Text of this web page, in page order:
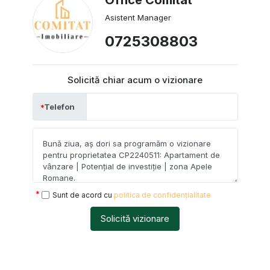
Asistent Manager
0725308803
Solicită chiar acum o vizionare
Telefon
Sunt de acord cu politica de confidențialitate
Solicită vizionare